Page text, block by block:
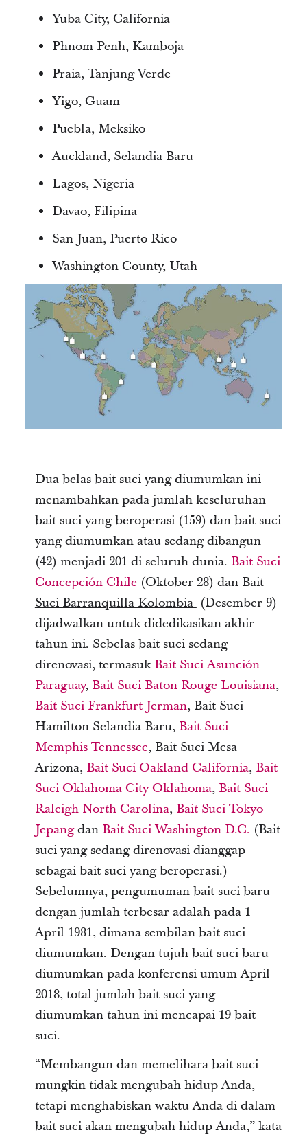
Yuba City, California
Phnom Penh, Kamboja
Praia, Tanjung Verde
Yigo, Guam
Puebla, Meksiko
Auckland, Selandia Baru
Lagos, Nigeria
Davao, Filipina
San Juan, Puerto Rico
Washington County, Utah
Dua belas bait suci yang diumumkan ini
menambahkan pada jumlah keseluruhan
bait suci yang beroperasi (159) dan bait suci
yang diumumkan atau sedang dibangun
(42) menjadi 201 di seluruh dunia. Bait Suci
Concepción Chile (Oktober 28) dan Bait
Suci Barranquilla Kolombia (Desember 9)
dijadwalkan untuk didedikasikan akhir
tahun ini. Sebelas bait suci sedang
direnovasi, termasuk Bait Suci Asunción
Paraguay, Bait Suci Baton Rouge Louisiana,
Bait Suci Frankfurt Jerman, Bait Suci
Hamilton Selandia Baru, Bait Suci
Memphis Tennessee, Bait Suci Mesa
Arizona, Bait Suci Oakland California, Bait
Suci Oklahoma City Oklahoma, Bait Suci
Raleigh North Carolina, Bait Suci Tokyo
Jepangdan Bait Suci Washington D.C. (Bait
suci yang sedang direnovasi dianggap
sebagai bait suci yang beroperasi.)
Sebelumnya, pengumuman bait suci baru
dengan jumlah terbesar adalah pada 1
April 1981, dimana sembilan bait suci
diumumkan. Dengan tujuh bait suci baru
diumumkan pada konferensi umum April
2018, total jumlah bait suci yang
diumumkan tahun ini mencapai 19 bait
suci.
“Membangun dan memelihara bait suci
mungkin tidak mengubah hidup Anda,
tetapi menghabiskan waktu Anda di dalam
bait suci akan mengubah hidup Anda,” kata